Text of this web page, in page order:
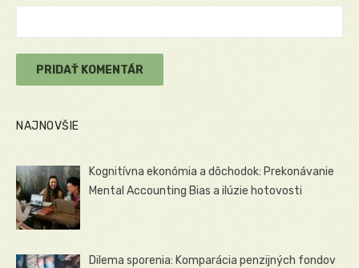
NAJNOVŠIE
Kognitívna ekonómia a dôchodok: Prekonávanie
Mental Accounting Bias a ilúzie hotovosti
Dilema sporenia: Komparácia penzijných fondov